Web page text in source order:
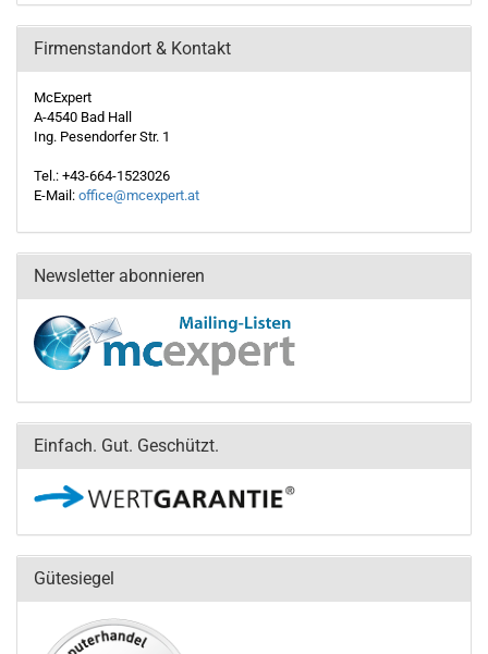
Firmenstandort & Kontakt
McExpert
A-4540 Bad Hall
Ing. Pesendorfer Str. 1
Tel.: +43-664-1523026
E-Mail: office@mcexpert.at
Newsletter abonnieren
Einfach. Gut. Geschützt.
Gütesiegel